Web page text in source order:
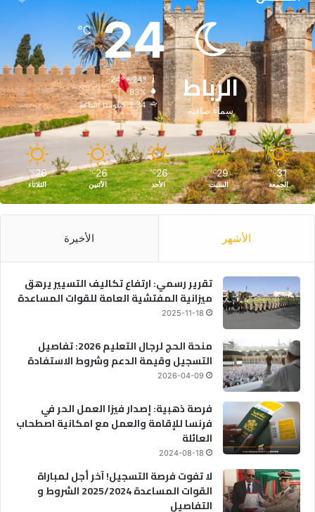
الرباط
سماء صافية
24
℃
24º - 24º
83%
2.34 كيلومتر/ساعة
31
℃
الجمعة
29
℃
السبت
26
℃
الأحد
26
℃
الأثنين
26
℃
الثلاثاء
الأشهر الأخيرة
تقرير رسمي: ارتفاع تكاليف التسيير يرهق
ميزانية المفتشية العامة للقوات المساعدة
2025-11-18
منحة الحج لرجال التعليم 2026: تفاصيل
التسجيل وقيمة الدعم وشروط الاستفادة
2026-04-09
فرصة ذهبية: إصدار فيزا العمل الحر في
فرنسا للإقامة والعمل مع امكانية اصطحاب
العائلة
2024-08-18
لا تفوت فرصة التسجيل! آخر أجل لمباراة
القوات المساعدة 2025/2024 الشروط و
التفاصيل